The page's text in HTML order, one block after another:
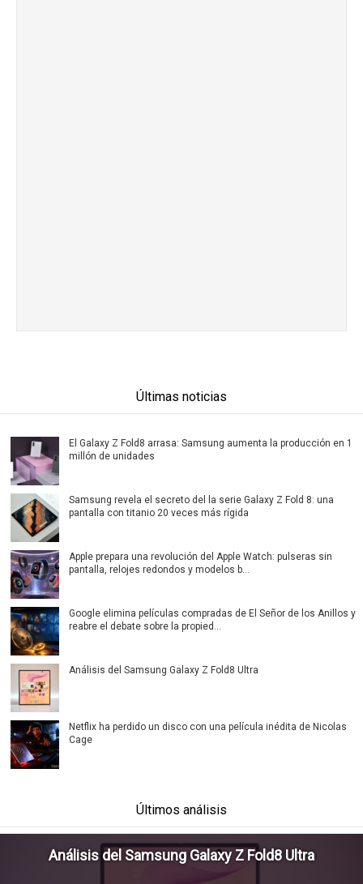
Últimas noticias
El Galaxy Z Fold8 arrasa: Samsung aumenta la producción en 1
millón de unidades
Samsung revela el secreto del la serie Galaxy Z Fold 8: una
pantalla con titanio 20 veces más rígida
Apple prepara una revolución del Apple Watch: pulseras sin
pantalla, relojes redondos y modelos b...
Google elimina películas compradas de El Señor de los Anillos y
reabre el debate sobre la propied...
Análisis del Samsung Galaxy Z Fold8 Ultra
Netflix ha perdido un disco con una película inédita de Nicolas
Cage
Últimos análisis
Análisis del Samsung Galaxy Z Fold8 Ultra